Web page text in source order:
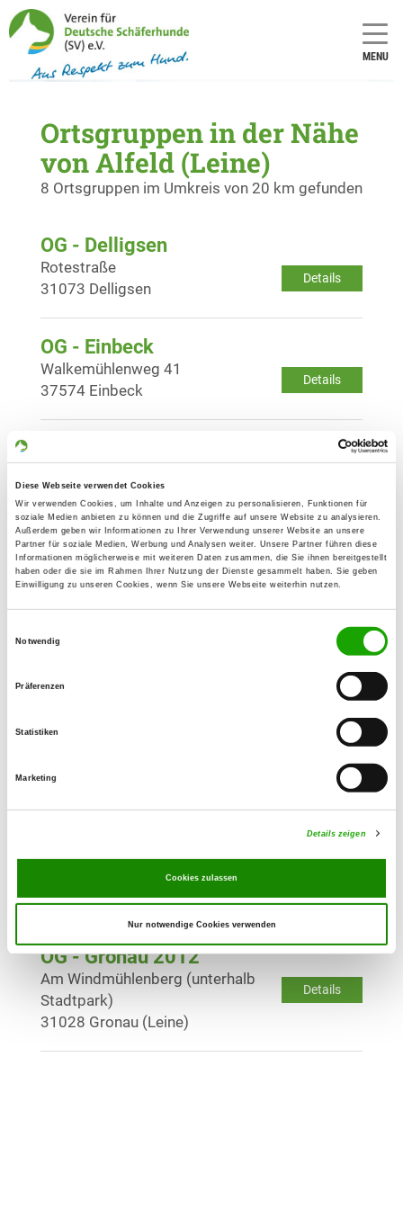
Diese Webseite verwendet Cookies
Wir verwenden Cookies, um Inhalte und Anzeigen zu personalisieren, Funktionen für
soziale Medien anbieten zu können und die Zugriffe auf unsere Website zu analysieren.
Außerdem geben wir Informationen zu Ihrer Verwendung unserer Website an unsere
Partner für soziale Medien, Werbung und Analysen weiter. Unsere Partner führen diese
Informationen möglicherweise mit weiteren Daten zusammen, die Sie ihnen bereitgestellt
haben oder die sie im Rahmen Ihrer Nutzung der Dienste gesammelt haben. Sie geben
Einwilligung zu unseren Cookies, wenn Sie unsere Webseite weiterhin nutzen.
Notwendig
Präferenzen
Statistiken
Marketing
Details zeigen
Cookies zulassen
Nur notwendige Cookies verwenden
MENU
Ortsgruppen in der Nähe
von Alfeld (Leine)
8 Ortsgruppen im Umkreis von 20 km gefunden
OG - Delligsen
Details
Rotestraße
31073 Delligsen
OG - Einbeck
Details
Walkemühlenweg 41
37574 Einbeck
37574 Einbeck
OG - Elze/Hannover
Details
Riehe Weg 2
31008 Elze
OG - Hohenbüchen
Details
31073 Hohenbüchen
Details
Wiesenstr. 90
OG - Lamspringe
31195 Lamspringe
OG - Gronau 2012
Details
Am Windmühlenberg (unterhalb
Stadtpark)
31028 Gronau (Leine)